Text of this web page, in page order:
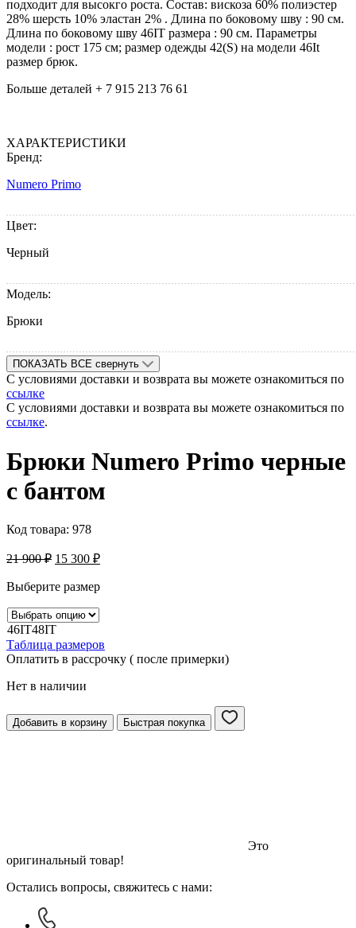
подходит для высокго роста. Состав: вискоза 60% полиэстер
28% шерсть 10% эластан 2% . Длина по боковому шву : 90 см.
Длина по боковому шву 46IT размера : 90 см. Параметры
модели : рост 175 см; размер одежды 42(S) на модели 46It
размер брюк.
Больше деталей + 7 915 213 76 61
ХАРАКТЕРИСТИКИ
Бренд:
Numero Primo
Цвет:
Черный
Модель:
Брюки
ПОКАЗАТЬ ВСЕ свернуть
С условиями доставки и возврата вы можете ознакомиться по
ссылке
С условиями доставки и возврата вы можете ознакомиться по
ссылке.
Брюки Numero Primo черные
с бантом
Код товара: 978
21 900₽ 15 300 ₽
Выберите размер
46IT48IT
Таблица размеров
Оплатить в рассрочку ( после примерки)
Нет в наличии
Добавить в корзину Быстрая покупка
Это
оригинальный товар!
Остались вопросы, свяжитесь с нами: